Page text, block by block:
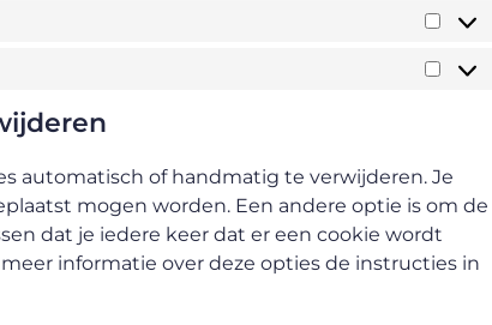
automatisch of handmatig te verwijderen. Je
mogen worden. Een andere optie is om de
dat je iedere keer dat er een cookie wordt
informatie over deze opties de instructies in